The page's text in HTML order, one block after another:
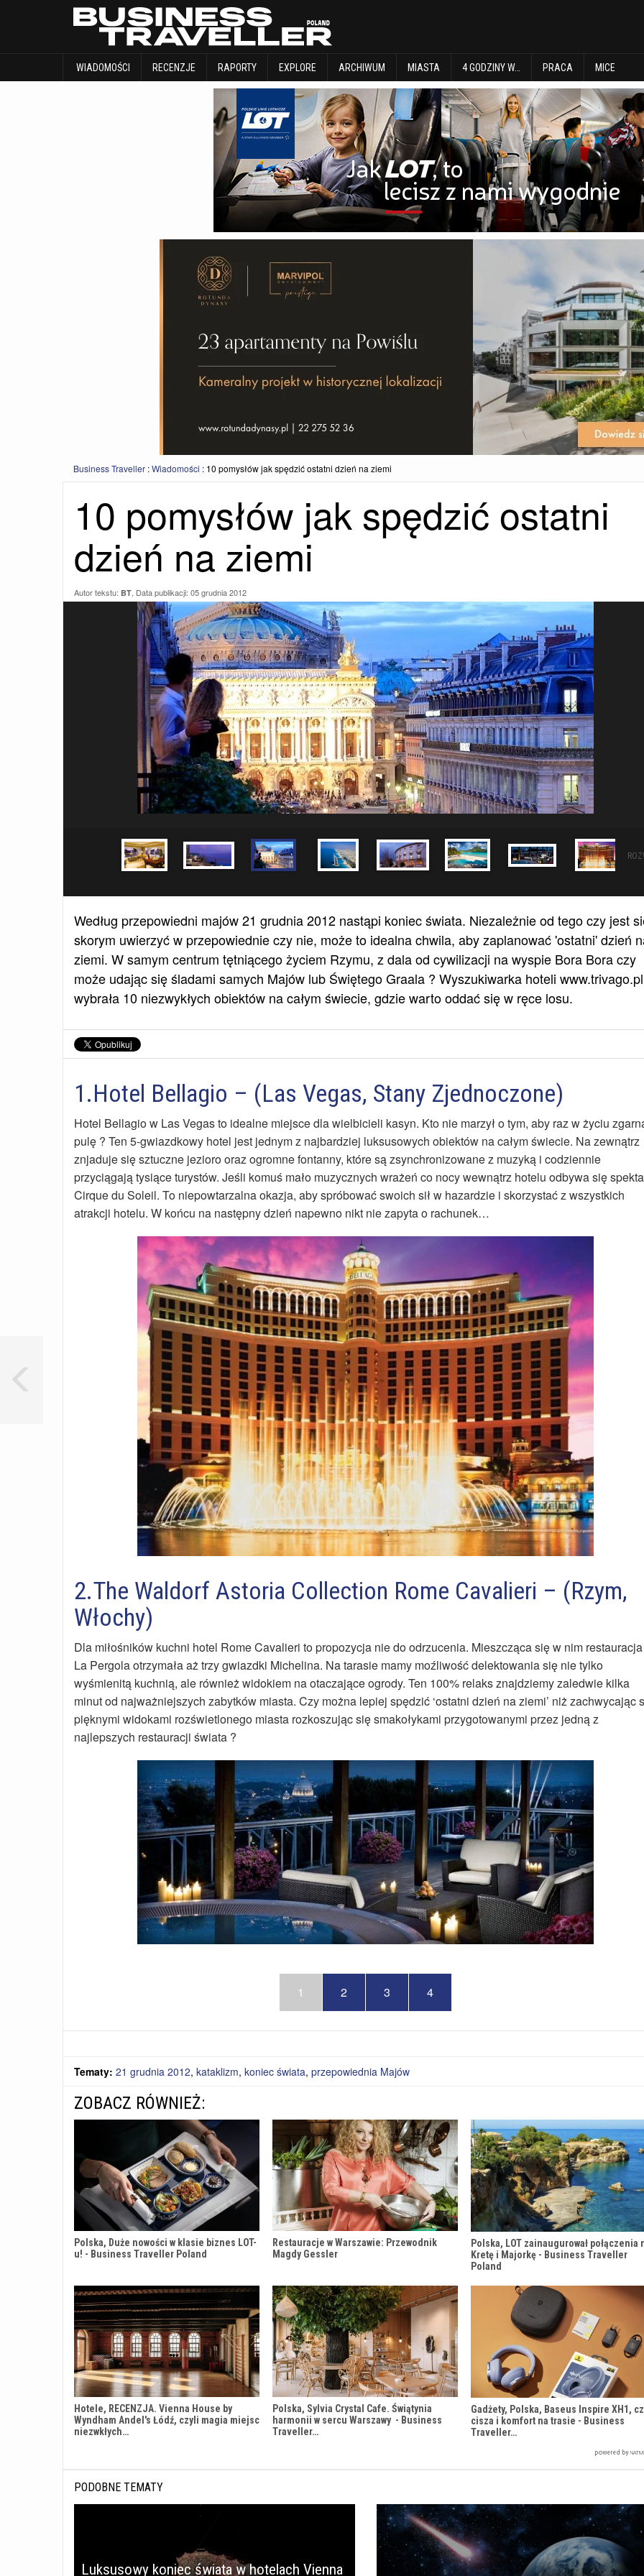
WIADOMOŚCI RECENZJE RAPORTY EXPLORE ARCHIWUM MIASTA 4 GODZINY W… PRACA MICE
WIADOMOŚCI RECENZJE
Business Traveller :Wiadomości : 10 pomysłów jak spędzić ostatni dzień na ziemi
10 pomysłów jak spędzić ostatni
dzień na ziemi
Autor tekstu: BT, Data publikacji: 05 grudnia 2012
Według przepowiedni majów 21 grudnia 2012 nastąpi koniec świata. Niezależnie od tego czy jest
skorym uwierzyć w przepowiednie czy nie, może to idealna chwila, aby zaplanować 'ostatni' dzień
ziemi. W samym centrum tętniącego życiem Rzymu, z dala od cywilizacji na wyspie Bora Bora czy
może udając się śladami samych Majów lub Świętego Graala ? Wyszukiwarka hoteli www.trivago.pl
wybrała 10 niezwykłych obiektów na całym świecie, gdzie warto oddać się w ręce losu.
1.Hotel Bellagio – (Las Vegas, Stany Zjednoczone)
Hotel Bellagio w Las Vegas to idealne miejsce dla wielbicieli kasyn. Kto nie marzył o tym, aby raz w życiu
pulę ? Ten 5-gwiazdkowy hotel jest jednym z najbardziej luksusowych obiektów na całym świecie. Na zewnątrz
znjaduje się sztuczne jezioro oraz ogromne fontanny, które są zsynchronizowane z muzyką i codziennie
przyciągają tysiące turystów. Jeśli komuś mało muzycznych wrażeń co nocy wewnątrz hotelu odbywa się
Cirque du Soleil. To niepowtarzalna okazja, aby spróbować swoich sił w hazardzie i skorzystać z wszystkich
atrakcji hotelu. W końcu na następny dzień napewno nikt nie zapyta o rachunek…
2.The Waldorf Astoria Collection Rome Cavalieri – (Rzym,
Włochy)
Dla miłośników kuchni hotel Rome Cavalieri to propozycja nie do odrzucenia. Mieszcząca się w nim restauracja
La Pergola otrzymała aż trzy gwiazdki Michelina. Na tarasie mamy moźliwość delektowania się nie tylko
wyśmienitą kuchnią, ale również widokiem na otaczające ogrody. Ten 100% relaks znajdziemy zaledwie kilka
minut od najważniejszych zabytków miasta. Czy można lepiej spędzić ‘ostatni dzień na ziemi’ niż zachwycając
pięknymi widokami rozświetlonego miasta rozkoszując się smakołykami przygotowanymi przez jedną z
najlepszych restauracji świata ?
1 2 3 4
Tematy: 21 grudnia 2012, kataklizm, koniec świata, przepowiednia Majów
ZOBACZ RÓWNIEŻ:
Polska, Duże nowości w klasie biznes LOT-
u! - Business Traveller Poland
Restauracje w Warszawie: Przewodnik
Magdy Gessler
Polska, LOT zainaugurował połączenia
Kretę i Majorkę - Business Traveller
Poland
Hotele, RECENZJA. Vienna House by
Wyndham Andel's Łódź, czyli magia miejsc
niezwkłych…
Polska, Sylvia Crystal Cafe. Świątynia
harmonii w sercu Warszawy - Business
Traveller…
Gadżety, Polska, Baseus Inspire XH1,
cisza i komfort na trasie - Business
Traveller…
PODOBNE TEMATY
Luksusowy koniec świata w hotelach Vienna